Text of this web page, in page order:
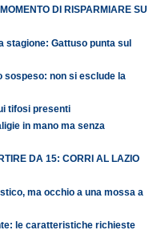
DI RISPARMIARE SU
stagione: Gattuso punta sul
sospeso: non si esclude la
tifosi presenti
in mano ma senza
DA 15: CORRI AL LAZIO
ma occhio a una mossa a
le caratteristiche richieste